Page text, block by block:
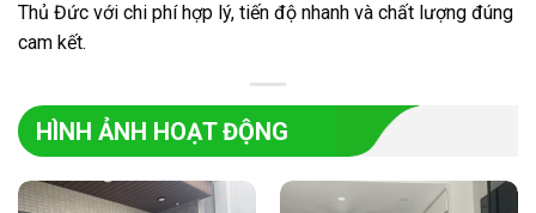
Thủ Đức với chi phí hợp lý, tiến độ nhanh và chất lượng đúng
cam kết.
HÌNH ẢNH HOẠT ĐỘNG